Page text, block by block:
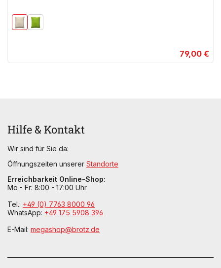
79,00 €
Hilfe & Kontakt
Wir sind für Sie da:
Öffnungszeiten unserer Standorte
Erreichbarkeit Online-Shop:
Mo - Fr: 8:00 - 17:00 Uhr
Tel.: +49 (0) 7763 8000 96
WhatsApp: +49 175 5908 396
E-Mail: megashop@brotz.de